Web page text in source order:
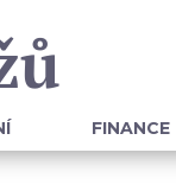
FINANCE